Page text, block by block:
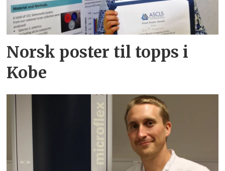
Norsk poster til topps i
Kobe